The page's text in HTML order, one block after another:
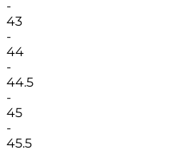
-
43
-
44
-
44.5
-
45
-
45.5